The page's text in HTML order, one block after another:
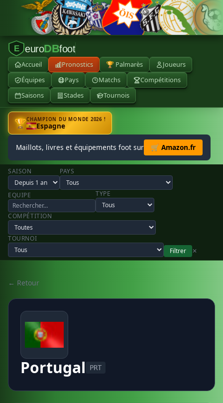
E euroDBfoot
Accueil Pronostics 🏆 Palmarès
Joueurs
Équipes
Pays Matchs
Compétitions
Saisons
Stades Tournois
🏆CHAMPION DU MONDE 2026 !
Espagne
Maillots, livres et équipements foot sur 🛒 Amazon.fr
SAISON PAYS
EQUIPE TYPE
COMPÉTITION
TOURNOI
Filtrer
✕
← Retour
Portugal PRT